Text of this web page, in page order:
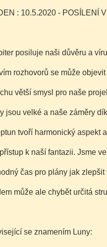
: 10.5.2020 - POSÍLENÍ
posiluje naši důvěru a
rozhovorů se může
větší smysl pro naše
jsou velké a naše záměry
tvoří harmonický aspekt
k naší fantazii. Jsme
čas pro plány jak zlepšit
může ale chybět určitá
se znamením Luny: